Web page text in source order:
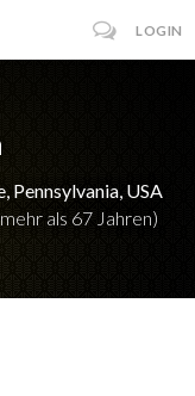
LOGIN
Pennsylvania, USA
als 67 Jahren)